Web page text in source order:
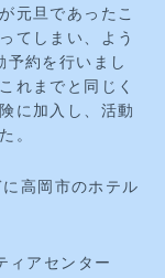
元旦であったこ
てしまい、よう
予約を行いまし
れまでと同じく
に加入し、活動
。
高岡市のホテル
ィアセンター